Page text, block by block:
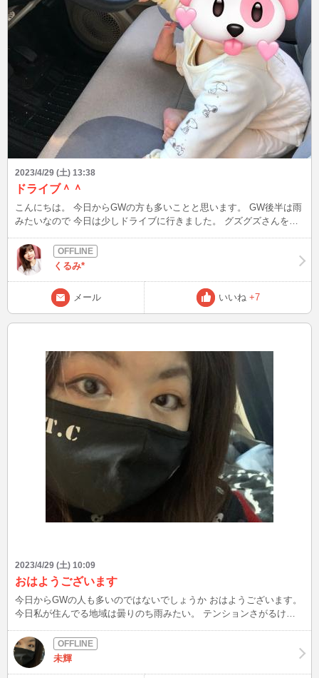
2023/4/29 (土) 13:38
ドライブ＾＾
こんにちは。 今日からGWの方も多いことと思います。 GW後半は雨
みたいなので 今日は少しドライブに行きました。 グズグズさんを運
大きくなったらママをドライブに連れて行ってね(о´∀`о) 今日は23時
からご予約様の後、待機します！！よろしくお願い致します。
くるみ*
メール いいね +7
2023/4/29 (土) 10:09
おはようございます
今日からGWの人も多いのではないでしょうか おはようございます。
今日私が住んでる地域は曇りのち雨みたい。 テンションさがるけど1
てちょっと勝ち誇った気分笑 体重も2.5キロ減りました。 これからも
頑張ろうと思います(*^^*) 体脂肪も減らしたい！ そして今日は早めの
14時半頃から2時間ほど ログインさせてもらおうと思ってます。 もし
未輝